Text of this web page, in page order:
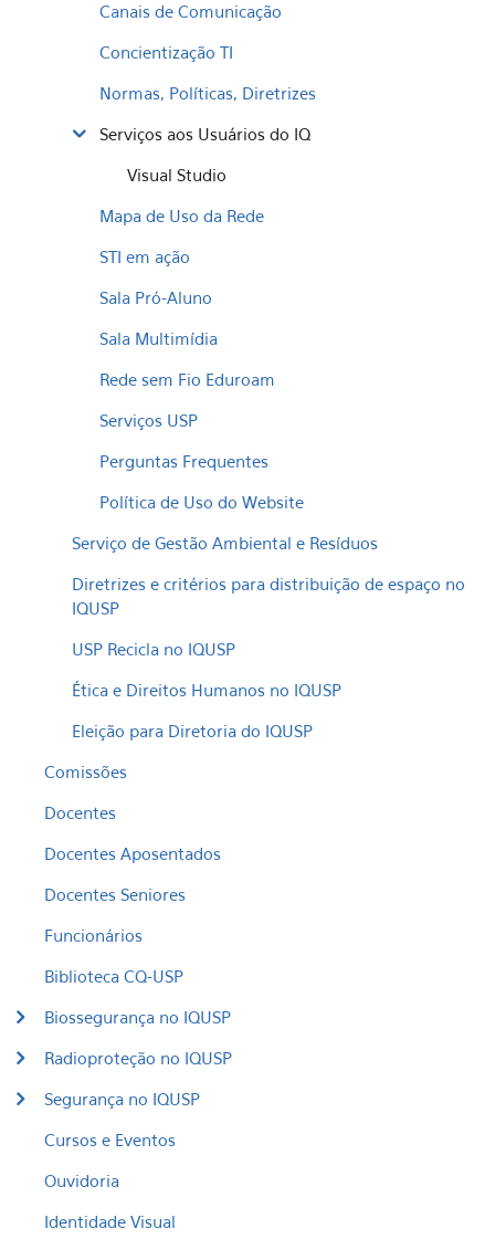
Canais de Comunicação
Concientização TI
Normas, Políticas, Diretrizes
Serviços aos Usuários do IQ
Visual Studio
Mapa de Uso da Rede
STI em ação
Sala Pró-Aluno
Sala Multimídia
Rede sem Fio Eduroam
Serviços USP
Perguntas Frequentes
Política de Uso do Website
Serviço de Gestão Ambiental e Resíduos
Diretrizes e critérios para distribuição de espaço no
IQUSP
USP Recicla no IQUSP
Ética e Direitos Humanos no IQUSP
Eleição para Diretoria do IQUSP
Comissões
Docentes
Docentes Aposentados
Docentes Seniores
Funcionários
Biblioteca CQ-USP
Biossegurança no IQUSP
Radioproteção no IQUSP
Segurança no IQUSP
Cursos e Eventos
Ouvidoria
Identidade Visual